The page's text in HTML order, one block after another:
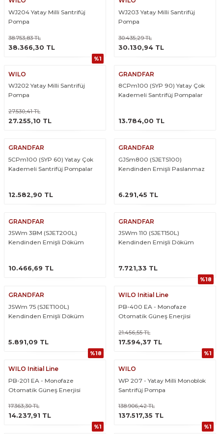
WJ204 Yatay Milli Santrifüj
Pompa
38.753,83 TL
38.366,30 TL
ÜRÜNÜ İNCELE
WJ203 Yatay Milli Santrifüj
Pompa
30.435,29 TL
30.130,94 TL
ÜRÜNÜ İNCELE
%1
WILO
WJ202 Yatay Milli Santrifüj
Pompa
27.530,41 TL
27.255,10 TL
ÜRÜNÜ İNCELE
GRANDFAR
8CPm100 (SYP 90) Yatay Çok
Kademeli Santrifüj Pompalar
13.784,00 TL
GRANDFAR
5CPm100 (SYP 60) Yatay Çok
Kademeli Santrifüj Pompalar
12.582,90 TL
GRANDFAR
GJSm800 (SJETS100)
Kendinden Emişli Paslanmaz
6.291,45 TL
GRANDFAR
JSWm 3BM (SJET200L)
Kendinden Emişli Döküm
10.466,69 TL
GRANDFAR
JSWm 110 (SJET150L)
Kendinden Emişli Döküm
7.721,33 TL
GRANDFAR
JSWm 75 (SJET100L)
Kendinden Emişli Döküm
5.891,09 TL
%18
WILO Initial Line
PB-400 EA - Monofaze
Otomatik Güneş Enerjisi
21.456,55 TL
17.594,37 TL
ÜRÜNÜ İNCELE
%18
WILO Initial Line
PB-201 EA - Monofaze
Otomatik Güneş Enerjisi
17.363,30 TL
14.237,91 TL
ÜRÜNÜ İNCELE
%1
WILO
WP 207 - Yatay Milli Monoblok
Santrifüj Pompa
138.906,42 TL
137.517,35 TL
ÜRÜNÜ İNCELE
%1 %1